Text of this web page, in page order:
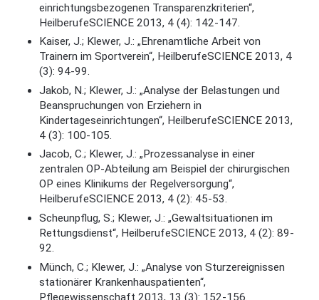
einrichtungsbezogenen Transparenzkriterien“,
HeilberufeSCIENCE 2013, 4 (4): 142-147.
Kaiser, J.; Klewer, J.: „Ehrenamtliche Arbeit von
Trainern im Sportverein“, HeilberufeSCIENCE 2013, 4
(3): 94-99.
Jakob, N.; Klewer, J.: „Analyse der Belastungen und
Beanspruchungen von Erziehern in
Kindertageseinrichtungen“, HeilberufeSCIENCE 2013,
4 (3): 100-105.
Jacob, C.; Klewer, J.: „Prozessanalyse in einer
zentralen OP-Abteilung am Beispiel der chirurgischen
OP eines Klinikums der Regelversorgung“,
HeilberufeSCIENCE 2013, 4 (2): 45-53.
Scheunpflug, S.; Klewer, J.: „Gewaltsituationen im
Rettungsdienst“, HeilberufeSCIENCE 2013, 4 (2): 89-
92.
Münch, C.; Klewer, J.: „Analyse von Sturzereignissen
stationärer Krankenhauspatienten“,
Pflegewissenschaft 2013, 13 (3): 152-156.